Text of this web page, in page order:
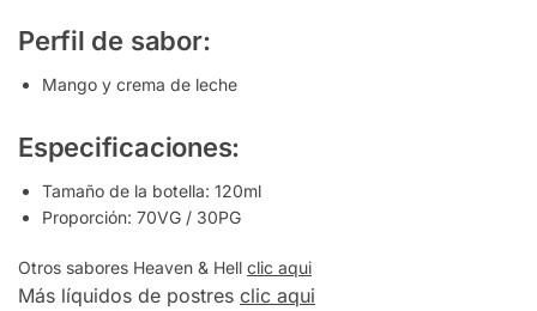
Perfil de sabor:
Mango y crema de leche
Especificaciones:
Tamaño de la botella: 120ml
Proporción: 70VG / 30PG
Otros sabores Heaven & Hell clic aqui
Más líquidos de postres clic aqui